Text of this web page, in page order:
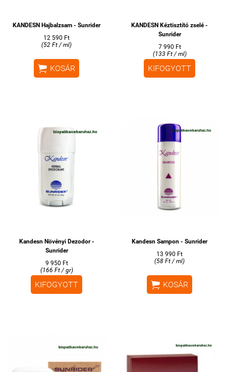
KANDESN Hajbalzsam - Sunrider
12 590 Ft
(52 Ft / ml)
 KOSÁR
KANDESN Kéztisztító zselé -
Sunrider
7 990 Ft
(133 Ft / ml)
KIFOGYOTT
Kandesn Növényi Dezodor -
Sunrider
9 950 Ft
(166 Ft / gr)
KIFOGYOTT
Kandesn Sampon - Sunrider
13 990 Ft
(58 Ft / ml)
 KOSÁR